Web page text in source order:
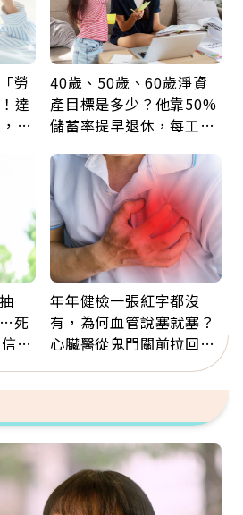
勞
達
重
40歲、50歲、60歲淨資
產目標是多少？他靠50%
儲蓄率提早退休，每工作
…死
年年健檢一張紅字都沒
有，為何血管說塞就塞？
心臟醫從鬼門關前拉回病
人：會不會心梗要看對數
字